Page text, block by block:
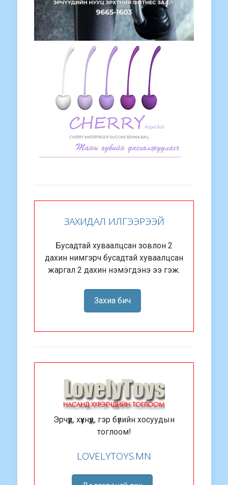
ЗАХИДАЛ ИЛГЭЭРЭЭЙ
Бусадтай хуваалцсан зовлон 2
дахин нимгэрч бусадтай хуваалцсан
жаргал 2 дахин нэмэгдэнэ ээ гэж.
Захиа бич
Эрчүүд, хүүхнүүд, гэр бүлийн хосуудын
тоглоом!
LOVELYTOYS.MN